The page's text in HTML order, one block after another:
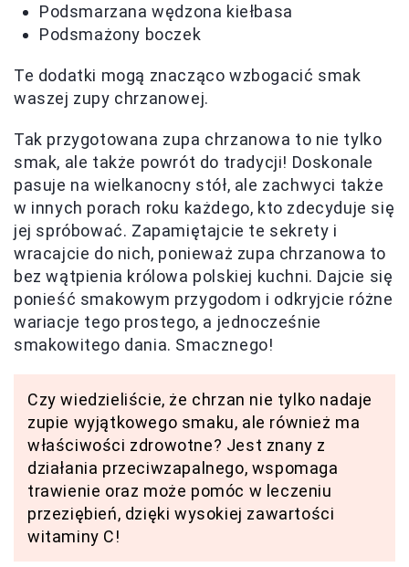
Podsmarzana wędzona kiełbasa
Podsmażony boczek
Te dodatki mogą znacząco wzbogacić smak
waszej zupy chrzanowej.
Tak przygotowana zupa chrzanowa to nie tylko
smak, ale także powrót do tradycji! Doskonale
pasuje na wielkanocny stół, ale zachwyci także
w innych porach roku każdego, kto zdecyduje się
jej spróbować. Zapamiętajcie te sekrety i
wracajcie do nich, ponieważ zupa chrzanowa to
bez wątpienia królowa polskiej kuchni. Dajcie się
ponieść smakowym przygodom i odkryjcie różne
wariacje tego prostego, a jednocześnie
smakowitego dania. Smacznego!
Czy wiedzieliście, że chrzan nie tylko nadaje
zupie wyjątkowego smaku, ale również ma
właściwości zdrowotne? Jest znany z
działania przeciwzapalnego, wspomaga
trawienie oraz może pomóc w leczeniu
przeziębień, dzięki wysokiej zawartości
witaminy C!